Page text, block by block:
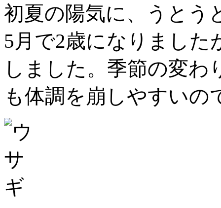
初夏の陽気に、うとう
5月で2歳になりました
しました。季節の変
も体調を崩しやすいの